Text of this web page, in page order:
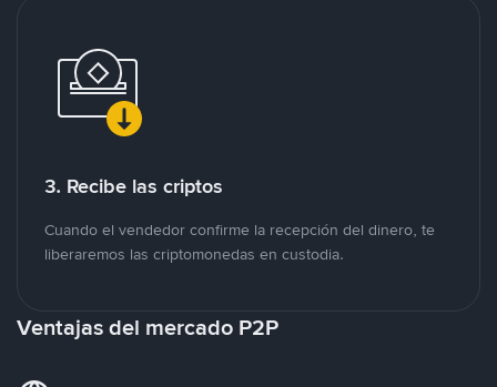
3. Recibe las criptos
Cuando el vendedor confirme la recepción del dinero, te
liberaremos las criptomonedas en custodia.
Ventajas del mercado P2P